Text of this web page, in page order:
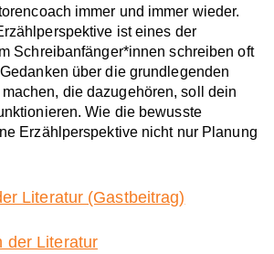
immer und immer wieder.
ist eines der
Schreibanfänger*innen schreiben oft
über die grundlegenden
die dazugehören, soll dein
Wie die bewusste
Erzählperspektive nicht nur Planung
Literatur (Gastbeitrag)